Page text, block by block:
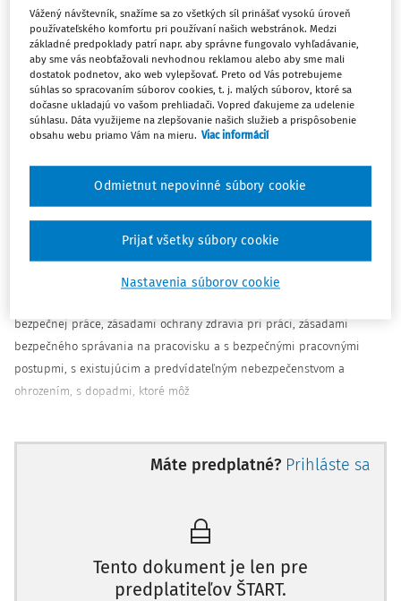
zmysle úlohy v bode C.8. uznesenia vlády SR č. 400 z 24.
júna 2020 k návrhu zákona, ktorým sa menia a dopĺňajú
niektoré zákony v súvislosti so zlepšovaním
podnikateľského prostredia zasiahnutého opatreniami
na zamedzenie šírenia nebezpečnej nákazlivej ľudskej
choroby COVID-19.
Zamestnávateľ zabezpečuje plnenie § 7 zákona č. 124/2006 Z.z. o
bezpečnosti a ochrane zdravia pri práci a o zmene a doplnení
124/2006 Z.z.") pri oboznamovaní každého zamestnanca, t.j. vrátane
len s právnymi predpismi a ostatnými predpismi na
bezpečnej práce, zásadami ochrany zdravia pri práci, zásadami
bezpečného správania na pracovisku a s bezpečnými pracovnými
postupmi, s existujúcim a predvídateľným nebezpečenstvom a
ohrozením, s dopadmi, ktoré môž
Máte predplatné? Prihláste sa
Tento dokument je len pre
predplatiteľov ŠTART.
Vážený návštevník, snažíme sa zo všetkých síl prinášať vysokú úroveň
používateľského komfortu pri používaní našich webstránok. Medzi
základné predpoklady patrí napr. aby správne fungovalo vyhľadávanie,
aby sme vás neobťažovali nevhodnou reklamou alebo aby sme mali
dostatok podnetov, ako web vylepšovať. Preto od Vás potrebujeme
súhlas so spracovaním súborov cookies, t. j. malých súborov, ktoré sa
dočasne ukladajú vo vašom prehliadači. Vopred ďakujeme za udelenie
súhlasu. Dáta využijeme na zlepšovanie našich služieb a prispôsobenie
obsahu webu priamo Vám na mieru. Viac informácií
Nastavenia súborov cookie
Odmietnut nepovinné súbory cookie
Prijať všetky súbory cookie